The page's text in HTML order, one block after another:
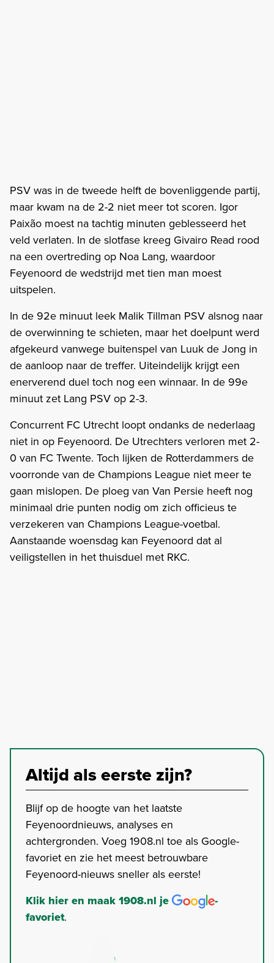
PSV was in de tweede helft de bovenliggende partij,
maar kwam na de 2-2 niet meer tot scoren. Igor
Paixão moest na tachtig minuten geblesseerd het
veld verlaten. In de slotfase kreeg Givairo Read rood
na een overtreding op Noa Lang, waardoor
Feyenoord de wedstrijd met tien man moest
uitspelen.
In de 92e minuut leek Malik Tillman PSV alsnog naar
de overwinning te schieten, maar het doelpunt werd
afgekeurd vanwege buitenspel van Luuk de Jong in
de aanloop naar de treffer. Uiteindelijk krijgt een
enerverend duel toch nog een winnaar. In de 99e
minuut zet Lang PSV op 2-3.
Concurrent FC Utrecht loopt ondanks de nederlaag
niet in op Feyenoord. De Utrechters verloren met 2-
0 van FC Twente. Toch lijken de Rotterdammers de
voorronde van de Champions League niet meer te
gaan mislopen. De ploeg van Van Persie heeft nog
minimaal drie punten nodig om zich officieus te
verzekeren van Champions League-voetbal.
Aanstaande woensdag kan Feyenoord dat al
veiligstellen in het thuisduel met RKC.
Altijd als eerste zijn?
Blijf op de hoogte van het laatste
Feyenoordnieuws, analyses en
achtergronden. Voeg 1908.nl toe als Google-
favoriet en zie het meest betrouwbare
Feyenoord-nieuws sneller als eerste!
Klik hier en maak 1908.nl je
-
favoriet.